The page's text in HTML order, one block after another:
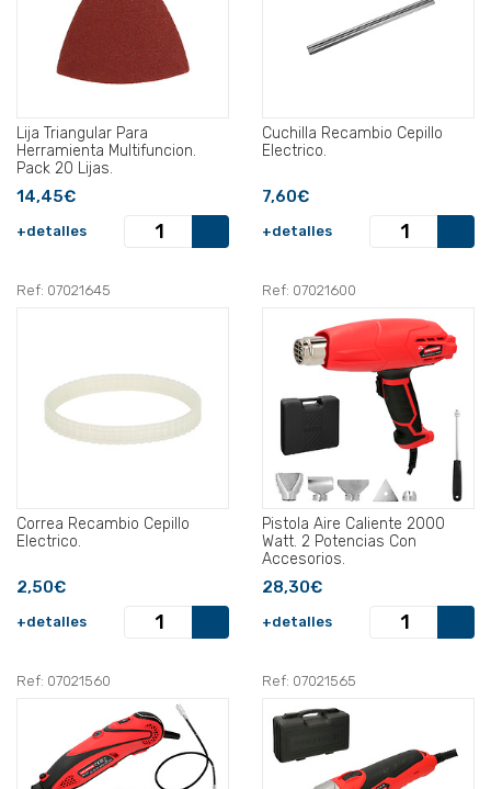
Lija Triangular Para
Herramienta Multifuncion.
Pack 20 Lijas.
14,45€
+detalles
Cuchilla Recambio Cepillo
Electrico.
7,60€
+detalles
Ref: 07021645
Correa Recambio Cepillo
Electrico.
2,50€
+detalles
Ref: 07021600
Pistola Aire Caliente 2000
Watt. 2 Potencias Con
Accesorios.
28,30€
+detalles
Ref: 07021560 Ref: 07021565